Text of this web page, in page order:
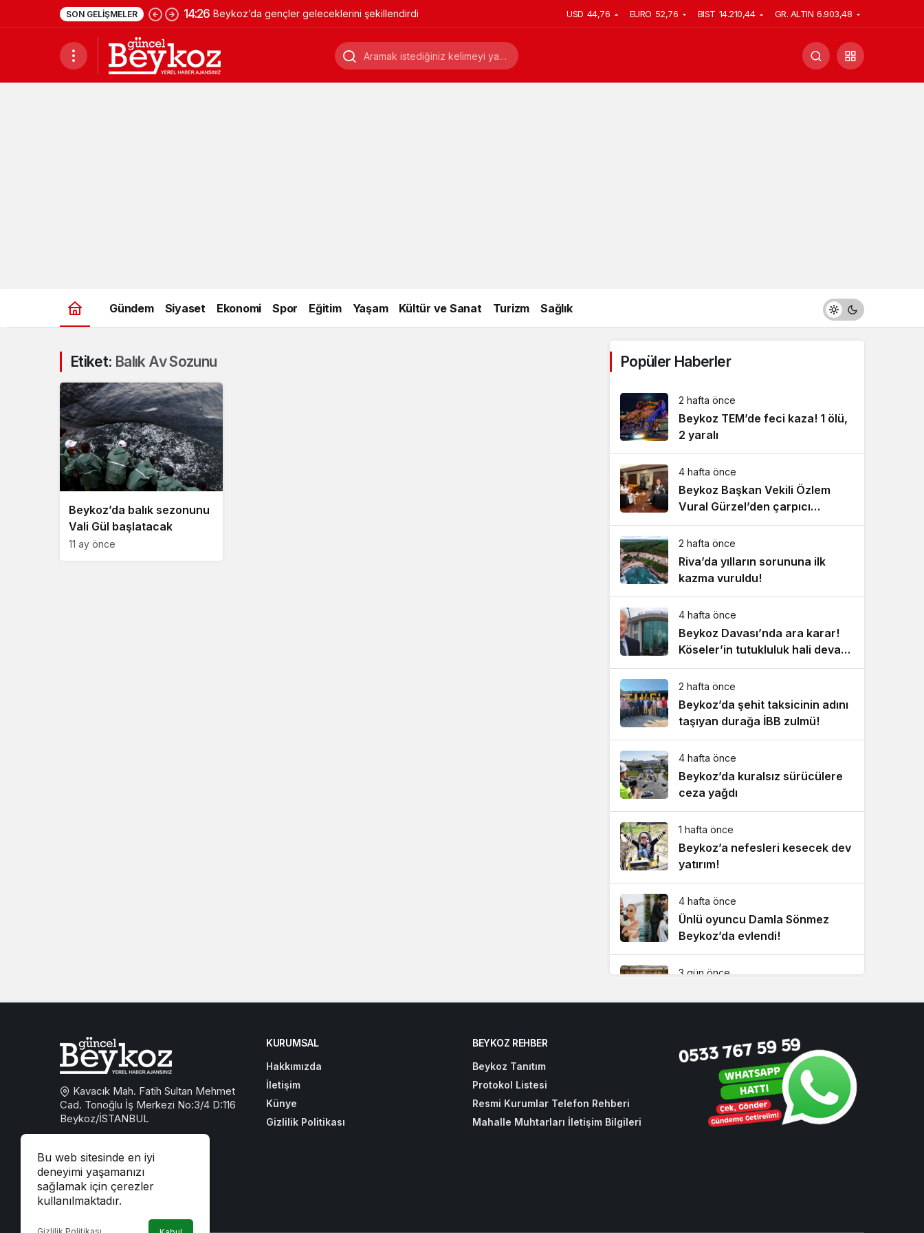
SON GELIŞMELER 14:26 Beykoz’da gençler geleceklerini şekillendirdi USD 44,76 EURO 52,76 BIST 14.210,44 GR. ALTIN 6.903,48
Gündem Siyaset Ekonomi Spor Eğitim Yaşam Kültür ve Sanat Turizm Sağlık
Etiket: Balık Av Sozunu
Beykoz’da balık sezonunu
Vali Gül başlatacak
11 ay önce
Popüler Haberler
2 hafta önce
Beykoz TEM’de feci kaza! 1 ölü,
2 yaralı
4 hafta önce
Beykoz Başkan Vekili Özlem
Vural Gürzel’den çarpıcı
açıklamalar!
2 hafta önce
Riva’da yılların sorununa ilk
kazma vuruldu!
4 hafta önce
Beykoz Davası’nda ara karar!
Köseler’in tutukluluk hali devam
ediyor!
2 hafta önce
Beykoz’da şehit taksicinin adını
taşıyan durağa İBB zulmü!
4 hafta önce
Beykoz’da kuralsız sürücülere
ceza yağdı
1 hafta önce
Beykoz’a nefesleri kesecek dev
yatırım!
4 hafta önce
Ünlü oyuncu Damla Sönmez
Beykoz’da evlendi!
3 gün önce
4 hafta önce
Beykoz’da tarihi zirve!
Çavuşbaşı için kritik buluşma
Bu web sitesinde en iyi
deneyimi yaşamanızı
sağlamak için çerezler
kullanılmaktadır.
Kavacık Mah. Fatih Sultan Mehmet
Cad. Tonoğlu İş Merkezi No:3/4 D:116
Beykoz/İSTANBUL
beykozguncel@gmail.com
iletisim@beykozguncel.com
KURUMSAL
Hakkımızda
İletişim
Künye
Gizlilik Politikası
BEYKOZ REHBER
Beykoz Tanıtım
Protokol Listesi
Resmi Kurumlar Telefon Rehberi
Mahalle Muhtarları İletişim Bilgileri